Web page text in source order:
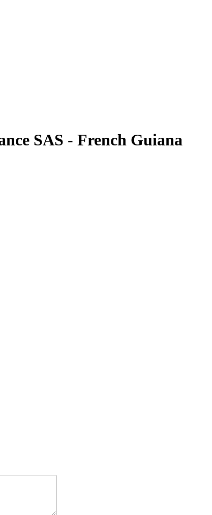
SAS - French Guiana